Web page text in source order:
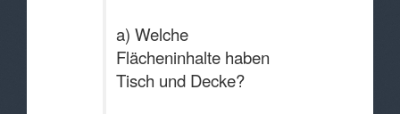
a) Welche
Flächeninhalte haben
Tisch und Decke?